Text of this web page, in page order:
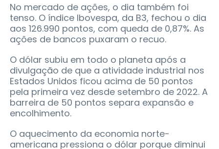
No mercado de ações, o dia também foi
tenso. O índice Ibovespa, da B3, fechou o dia
aos 126.990 pontos, com queda de 0,87%. As
ações de bancos puxaram o recuo.
O dólar subiu em todo o planeta após a
divulgação de que a atividade industrial nos
Estados Unidos ficou acima de 50 pontos
pela primeira vez desde setembro de 2022. A
barreira de 50 pontos separa expansão e
encolhimento.
O aquecimento da economia norte-
americana pressiona o dólar porque diminui